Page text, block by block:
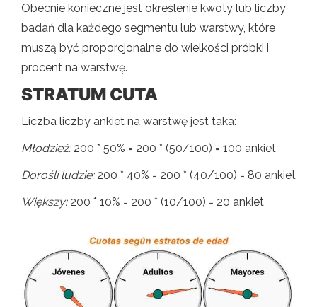
Obecnie konieczne jest określenie kwoty lub liczby
badań dla każdego segmentu lub warstwy, które
muszą być proporcjonalne do wielkości próbki i
procent na warstwę.
STRATUM CUTA
Liczba liczby ankiet na warstwę jest taka:
Młodzież:200 * 50% = 200 * (50/100) = 100 ankiet
Dorośli ludzie:200 * 40% = 200 * (40/100) = 80 ankiet
Większy:200 * 10% = 200 * (10/100) = 20 ankiet